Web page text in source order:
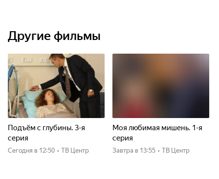
Другие фильмы
Подъём с глубины. 3-я
серия
Сегодня в 12:50 • ТВ Центр
Моя любимая мишень. 1-я
серия
Завтра в 13:55 • ТВ Центр